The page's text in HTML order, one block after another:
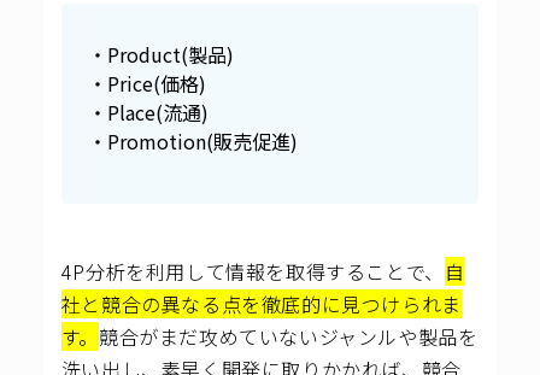
・Product(製品)
・Price(価格)
・Place(流通)
・Promotion(販売促進)
4P分析を利用して情報を取得することで、 自
社と競合の異なる点を徹底的に見つけられま
す。 競合がまだ攻めていないジャンルや製品を
洗い出し、素早く開発に取りかかれば、競合